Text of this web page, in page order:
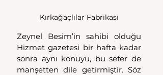
Kırkağaçlılar Fabrikası
Zeynel Besim’in sahibi olduğu
Hizmet gazetesi bir hafta kadar
sonra aynı konuyu, bu sefer de
manşetten dile getirmiştir. Söz